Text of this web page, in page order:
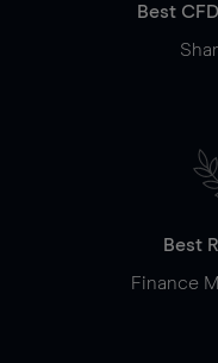
Best
Best
Finance